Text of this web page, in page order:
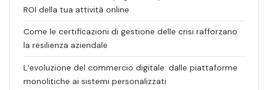
ROI della tua attività online
Come le certificazioni di gestione delle crisi rafforzano
la resilienza aziendale
L’evoluzione del commercio digitale: dalle piattaforme
monolitiche ai sistemi personalizzati